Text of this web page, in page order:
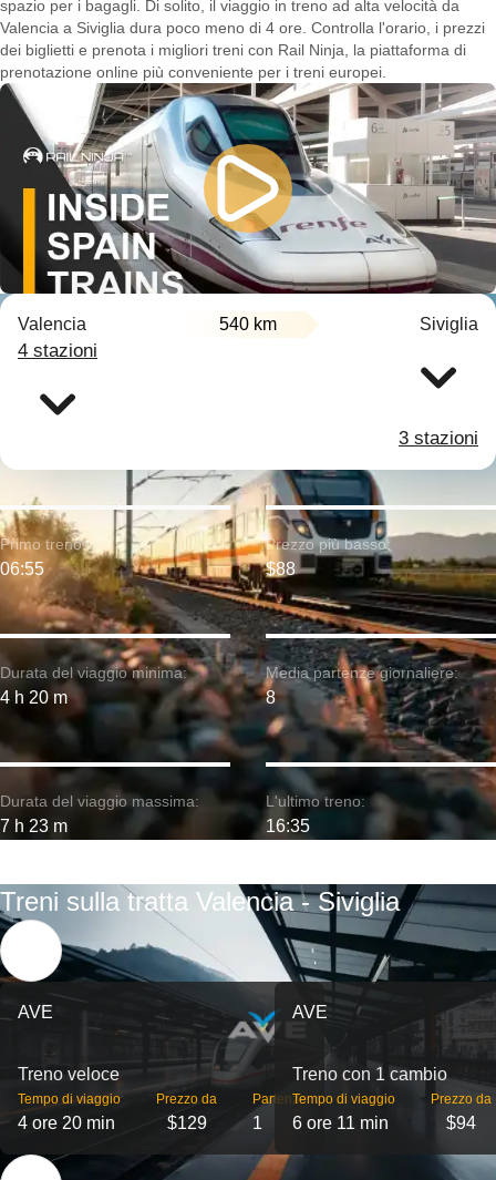
spazio per i bagagli. Di solito, il viaggio in treno ad alta velocità da
Valencia a Siviglia dura poco meno di 4 ore. Controlla l'orario, i prezzi
dei biglietti e prenota i migliori treni con Rail Ninja, la piattaforma di
prenotazione online più conveniente per i treni europei.
Valencia 540 km Siviglia
4 stazioni
3 stazioni
Durata del viaggio minima:
4 h 20 m
Primo treno:
06:55
Durata del viaggio massima:
7 h 23 m
Prezzo più basso:
$88
Media partenze giornaliere:
8
L'ultimo treno:
16:35
Treni sulla tratta Valencia - Siviglia
AVE
Treno veloce
Tempo di viaggio
4 ore 20 min
Prezzo da
$129
Partenze
1
AVE
Treno con 1 cambio
Tempo di viaggio
6 ore 11 min
Prezzo da
$94